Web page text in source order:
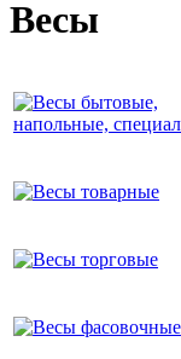
Весы